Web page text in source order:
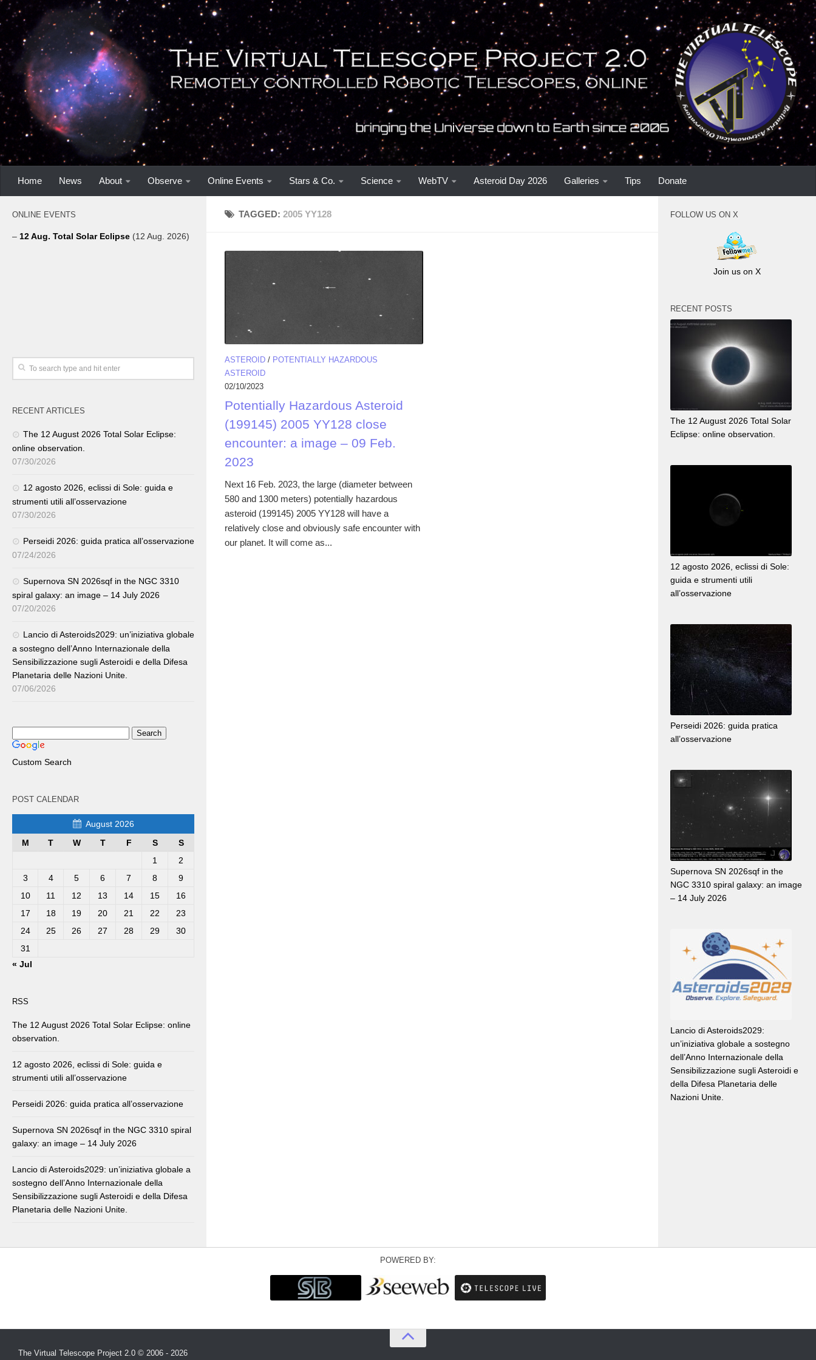
Home News About Observe Online Events Stars & Co. Science WebTV Asteroid Day 2026 Galleries Tips Donate
TAGGED:2005 YY128
ASTEROID / POTENTIALLY HAZARDOUS
ASTEROID
02/10/2023
Potentially Hazardous Asteroid
(199145) 2005 YY128 close
encounter: a image – 09 Feb.
2023
Next 16 Feb. 2023, the large (diameter between
580 and 1300 meters) potentially hazardous
asteroid (199145) 2005 YY128 will have a
relatively close and obviously safe encounter with
our planet. It will come as...
ONLINE EVENTS
– 12 Aug. Total Solar Eclipse (12 Aug. 2026)
RECENT ARTICLES
The 12 August 2026 Total Solar Eclipse:
online observation.
07/30/2026
12 agosto 2026, eclissi di Sole: guida e
strumenti utili all’osservazione
07/30/2026
Perseidi 2026: guida pratica all’osservazione
07/24/2026
Supernova SN 2026sqf in the NGC 3310
spiral galaxy: an image – 14 July 2026
07/20/2026
Lancio di Asteroids2029: un’iniziativa globale
a sostegno dell’Anno Internazionale della
Sensibilizzazione sugli Asteroidi e della Difesa
Planetaria delle Nazioni Unite.
07/06/2026
Custom Search
POST CALENDAR
August 2026
M
T W T F S
S
1
2
3
4 5 6 7 8
9
10
11 12 13 14 15
16
17
18 19 20 21 22
23
24
25 26 27 28 29
30
31
« Jul
RSS
The 12 August 2026 Total Solar Eclipse: online
observation.
12 agosto 2026, eclissi di Sole: guida e
strumenti utili all’osservazione
Perseidi 2026: guida pratica all’osservazione
Supernova SN 2026sqf in the NGC 3310 spiral
galaxy: an image – 14 July 2026
Lancio di Asteroids2029: un’iniziativa globale a
sostegno dell’Anno Internazionale della
Sensibilizzazione sugli Asteroidi e della Difesa
Planetaria delle Nazioni Unite.
FOLLOW US ON X
Join us on X
RECENT POSTS
The 12 August 2026 Total Solar
Eclipse: online observation.
12 agosto 2026, eclissi di Sole:
guida e strumenti utili
all’osservazione
Perseidi 2026: guida pratica
all’osservazione
Supernova SN 2026sqf in the
NGC 3310 spiral galaxy: an image
– 14 July 2026
Lancio di Asteroids2029:
un’iniziativa globale a sostegno
dell’Anno Internazionale della
Sensibilizzazione sugli Asteroidi e
della Difesa Planetaria delle
Nazioni Unite.
POWERED BY:
The Virtual Telescope Project 2.0 © 2006 - 2026